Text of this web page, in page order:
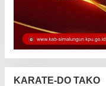
KARATE-DO TAKO